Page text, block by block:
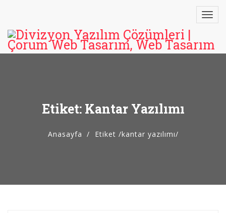
Etiket: Kantar Yazılımı
Anasayfa Etiket /kantar yazılımı/